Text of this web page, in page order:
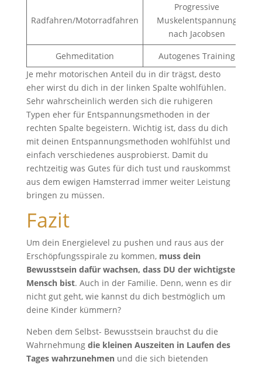
Radfahren/Motorradfahren
Progressive
Muskelentspannung
nach Jacobsen
Gehmeditation
Autogenes Training
Je mehr motorischen Anteil du in dir trägst, desto
eher wirst du dich in der linken Spalte wohlfühlen.
Sehr wahrscheinlich werden sich die ruhigeren
Typen eher für Entspannungsmethoden in der
rechten Spalte begeistern. Wichtig ist, dass du dich
mit deinen Entspannungsmethoden wohlfühlst und
einfach verschiedenes ausprobierst. Damit du
rechtzeitig was Gutes für dich tust und rauskommst
aus dem ewigen Hamsterrad immer weiter Leistung
bringen zu müssen.
Fazit
Um dein Energielevel zu pushen und raus aus der
Erschöpfungsspirale zu kommen, muss dein
Bewusstsein dafür wachsen, dass DU der wichtigste
Mensch bist. Auch in der Familie. Denn, wenn es dir
nicht gut geht, wie kannst du dich bestmöglich um
deine Kinder kümmern?
Neben dem Selbst- Bewusstsein brauchst du die
Wahrnehmung die kleinen Auszeiten in Laufen des
Tages wahrzunehmenund die sich bietenden